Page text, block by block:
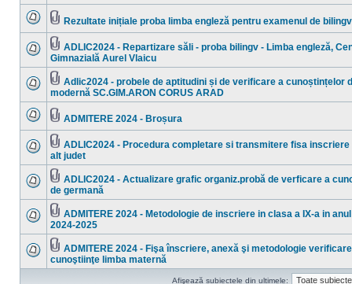
sunt
mesaje
necitite
sunt
mesaje
necitite
Rezultate inițiale proba limba engleză pentru examenul de
Nu
sunt
mesaje
necitite
Fişier(e)
ataşat(e)
ADLIC2024 - Repartizare săli - proba bilingv - Limba engleză,
Gimnazială Aurel Vlaicu
Nu
sunt
mesaje
necitite
Fişier(e)
ataşat(e)
Adlic2024 - probele de aptitudini și de verificare a cunoștințelor
modernă SC.GIM.ARON CORUS ARAD
sunt
mesaje
necitite
ADMITERE 2024 - Broșura
Nu
sunt
mesaje
necitite
Fişier(e)
ataşat(e)
ADLIC2024 - Procedura completare si transmitere fisa
alt judet
Nu
sunt
mesaje
necitite
Fişier(e)
ataşat(e)
ADLIC2024 - Actualizare grafic organiz.probă de verficare a
de germană
Nu
sunt
mesaje
necitite
Fişier(e)
ataşat(e)
ADMITERE 2024 - Metodologie de inscriere in clasa a IX-a in
2024-2025
Nu
sunt
Fişier(e)
ataşat(e)
ADMITERE 2024 - Fişa înscriere, anexă şi metodologie verificare
cunoştiinţe limba maternă
Afişează subiectele din ultimele: